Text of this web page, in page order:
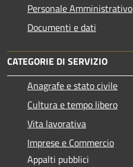
Personale Amministrativo
Documenti e dati
CATEGORIE DI SERVIZIO
Anagrafe e stato civile
Cultura e tempo libero
Vita lavorativa
Imprese e Commercio
Appalti pubblici